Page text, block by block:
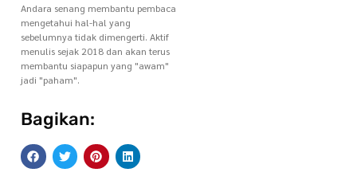
Andara senang membantu pembaca
mengetahui hal-hal yang
sebelumnya tidak dimengerti. Aktif
menulis sejak 2018 dan akan terus
membantu siapapun yang "awam"
jadi "paham".
Bagikan: